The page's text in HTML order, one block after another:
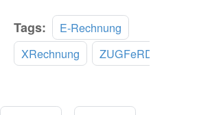
Druck I
& Verwaltung
A
optimieren
Tags:
E-Rechnung
XRechnung
ZUGFeRD